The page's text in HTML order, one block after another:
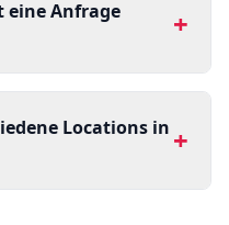
eine Anfrage
+
Locations in +